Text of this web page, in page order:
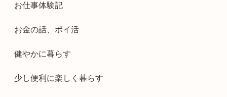
お仕事体験記
お金の話、ポイ活
健やかに暮らす
少し便利に楽しく暮らす